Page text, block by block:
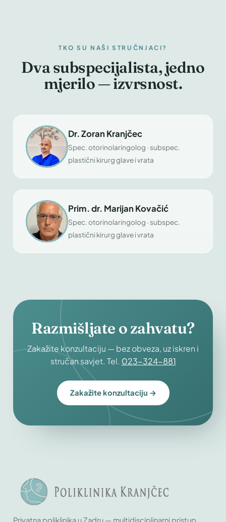
TKO SU NAŠI STRUČNJACI?
Dva subspecijalista, jedno
mjerilo — izvrsnost.
Dr. Zoran Kranjčec
Spec. otorinolaringolog · subspec.
plastični kirurg glave i vrata
Prim. dr. Marijan Kovačić
Spec. otorinolaringolog · subspec.
plastični kirurg glave i vrata
Razmišljate o zahvatu?
Zakažite konzultaciju — bez obveza, uz iskren i
stručan savjet. Tel. 023-324-881
Zakažite konzultaciju →